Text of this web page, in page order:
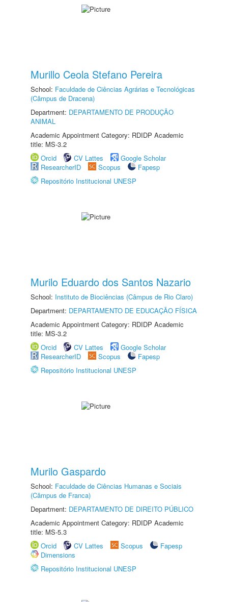
Murillo Ceola Stefano Pereira
School: Faculdade de Ciências Agrárias e Tecnológicas
(Câmpus de Dracena)
Department: DEPARTAMENTO DE PRODUÇÃO
ANIMAL
Academic Appointment Category: RDIDP Academic
title: MS-3.2
Orcid
CV Lattes
Google Scholar
ResearcherID
Scopus
Fapesp
Repositório Institucional UNESP
Murilo Eduardo dos Santos Nazario
School: Instituto de Biociências (Câmpus de Rio Claro)
Department: DEPARTAMENTO DE EDUCAÇÃO FÍSICA
Academic Appointment Category: RDIDP Academic
title: MS-3.2
Orcid
CV Lattes
Google Scholar
ResearcherID
Scopus
Fapesp
Repositório Institucional UNESP
Murilo Gaspardo
School: Faculdade de Ciências Humanas e Sociais
(Câmpus de Franca)
Department: DEPARTAMENTO DE DIREITO PÚBLICO
Academic Appointment Category: RDIDP Academic
title: MS-5.3
Orcid
CV Lattes Scopus
Fapesp
Dimensions
Repositório Institucional UNESP